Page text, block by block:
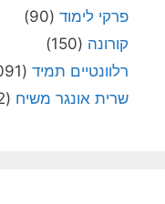
פרקי לימוד (90)
קורונה (150)
רלוונטיים תמיד (4,091)
שרית אונגר משיח (72)